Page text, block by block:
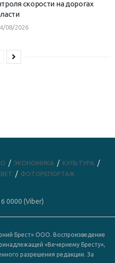
скорости на дорогах
08/2026
ЭКОНОМИКА
КУЛЬТУРА
ФОТОРЕПОРТАЖ
0000 (Viber)
Брест» ООО. Воспроизведение
«Вечернему Бресту»,
разрешения редакции. За